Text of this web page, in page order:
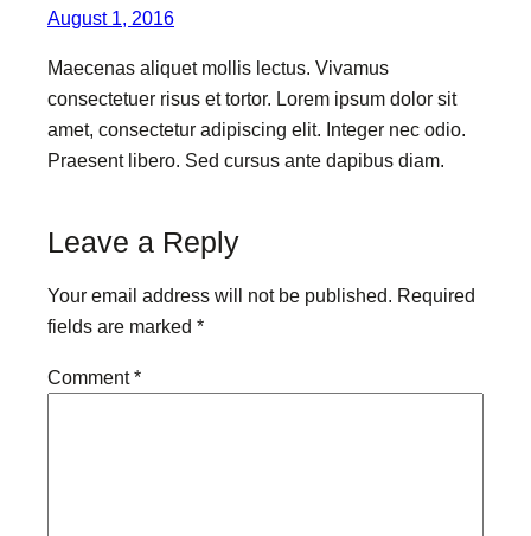
August 1, 2016
Maecenas aliquet mollis lectus. Vivamus
consectetuer risus et tortor. Lorem ipsum dolor sit
amet, consectetur adipiscing elit. Integer nec odio.
Praesent libero. Sed cursus ante dapibus diam.
Leave a Reply
Your email address will not be published. Required
fields are marked *
Comment*